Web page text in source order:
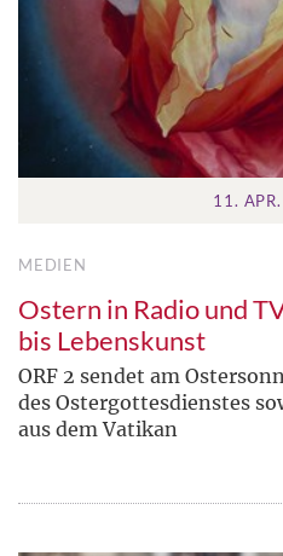
11. APR.
MEDIEN
Ostern in Radio und
bis Lebenskunst
ORF 2 sendet am
des Ostergottesdienstes
aus dem Vatikan